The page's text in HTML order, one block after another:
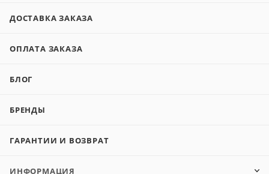
ДОСТАВКА ЗАКАЗА
ОПЛАТА ЗАКАЗА
БЛОГ
БРЕНДЫ
ГАРАНТИИ И ВОЗВРАТ
ИНФОРМАЦИЯ